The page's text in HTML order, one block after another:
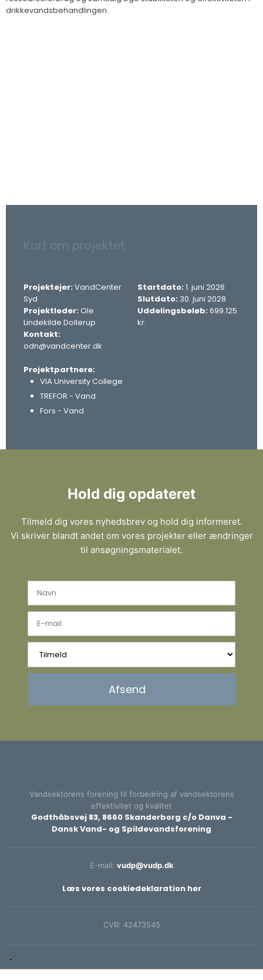
drikkevandsbehandlingen.
Projektejer: VandCenter
Syd
Projektleder: Ole
Lindekilde Dollerup
Kontakt:
odn@vandcenter.dk
Projektpartnere:
VIA University College
TREFOR - Vand
Fors - Vand
Startdato: 1. juni 2026
Slutdato: 30. juni 2028
Uddelingsbeløb: 699.125
kr.​​
Hold dig opdateret
Tilmeld dig vores nyhedsbrev og hold dig informeret.
Vi skriver blandt andet om vores projekter eller ændringer
til ansøgningsmaterialet.
Vandsektorens forening til forbedring af vandsektorens
effektivitet og kvalitet​
Godthåbsvej 83, 8660 Skanderborg c/o Danva -
Dansk Vand- og Spildevandsforening
E-mail: vudp@vudp.dk
Læs vores cookiedeklaration her​
CVR: ​42473545